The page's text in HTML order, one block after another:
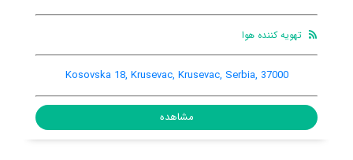
تهویه کننده هوا
Jasicki put 76g, Krusevac, Krusevac, Serbia, 37000